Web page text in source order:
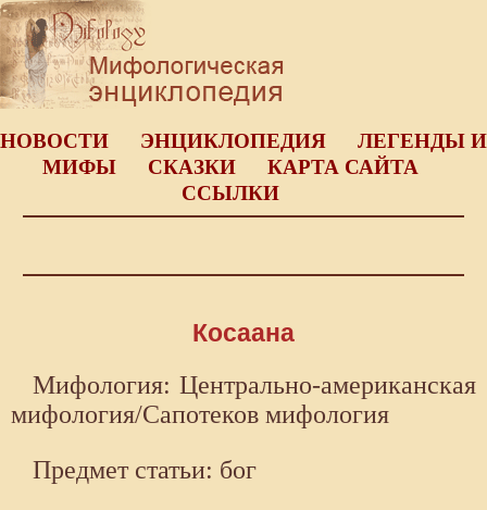
НОВОСТИ ЭНЦИКЛОПЕДИЯ
ЛЕГЕНДЫ И
МИФЫ
СКАЗКИ
КАРТА САЙТА
ССЫЛКИ
Косаана
Мифология: Центрально-американская
мифология/Сапотеков мифология
Предмет статьи: бог